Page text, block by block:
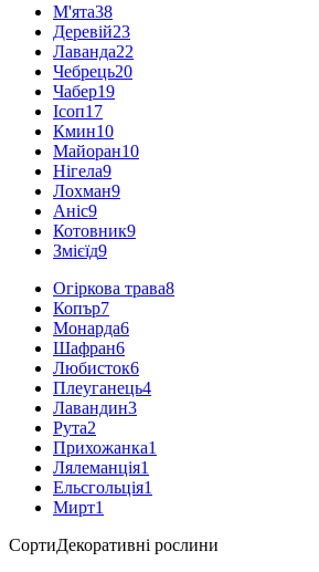
М'ята38
Деревій23
Лаванда22
Чебрець20
Чабер19
Ісоп17
Кмин10
Майоран10
Нігела9
Лохман9
Аніс9
Котовник9
Змієїд9
Огіркова трава8
Копър7
Монарда6
Шафран6
Любисток6
Плеуганець4
Лавандин3
Рута2
Прихожанка1
Лялеманція1
Ельсгольція1
Мирт1
СортиДекоративні рослини